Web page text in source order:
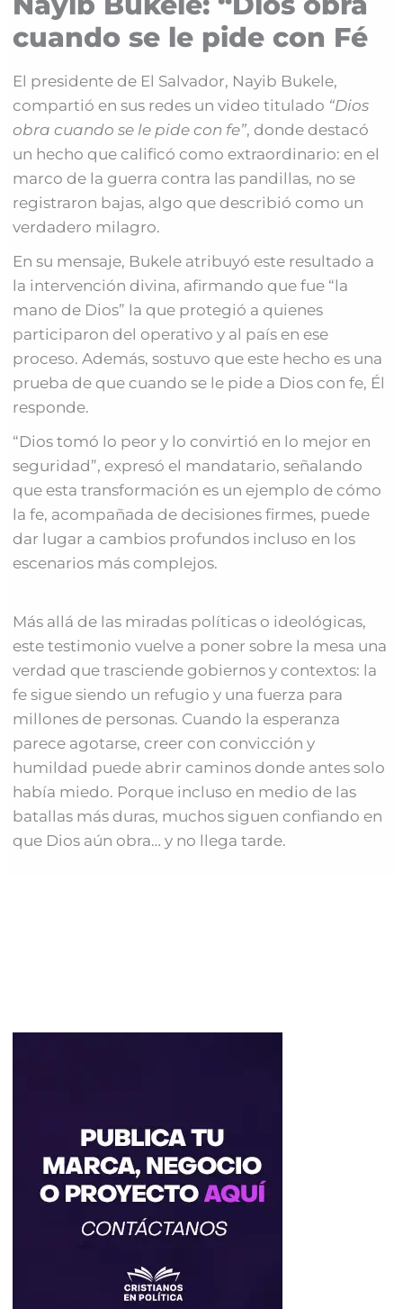
cuando se le pide con Fé
El presidente de El Salvador, Nayib Bukele,
compartió en sus redes un video titulado “Dios
obra cuando se le pide con fe”, donde destacó
un hecho que calificó como extraordinario: en el
marco de la guerra contra las pandillas, no se
registraron bajas, algo que describió como un
verdadero milagro.
En su mensaje, Bukele atribuyó este resultado a
la intervención divina, afirmando que fue “la
mano de Dios” la que protegió a quienes
participaron del operativo y al país en ese
proceso. Además, sostuvo que este hecho es una
prueba de que cuando se le pide a Dios con fe, Él
responde.
“Dios tomó lo peor y lo convirtió en lo mejor en
seguridad”, expresó el mandatario, señalando
que esta transformación es un ejemplo de cómo
la fe, acompañada de decisiones firmes, puede
dar lugar a cambios profundos incluso en los
escenarios más complejos.
Más allá de las miradas políticas o ideológicas,
este testimonio vuelve a poner sobre la mesa una
verdad que trasciende gobiernos y contextos: la
fe sigue siendo un refugio y una fuerza para
millones de personas. Cuando la esperanza
parece agotarse, creer con convicción y
humildad puede abrir caminos donde antes solo
había miedo. Porque incluso en medio de las
batallas más duras, muchos siguen confiando en
que Dios aún obra… y no llega tarde.